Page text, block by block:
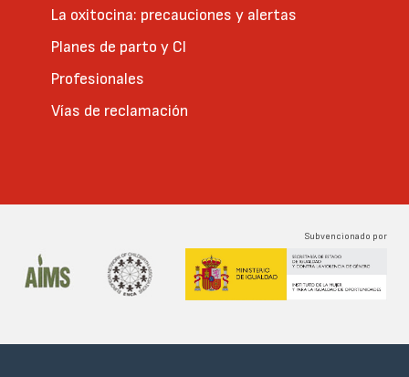
La oxitocina: precauciones y alertas
Planes de parto y CI
Profesionales
Vías de reclamación
Subvencionado por